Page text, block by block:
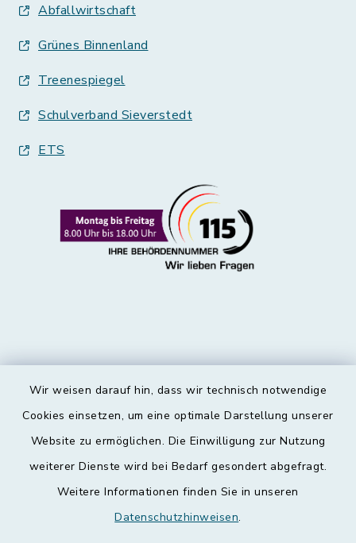
Wir weisen darauf hin, dass wir technisch notwendige
Cookies einsetzen, um eine optimale Darstellung unserer
Website zu ermöglichen. Die Einwilligung zur Nutzung
weiterer Dienste wird bei Bedarf gesondert abgefragt.
Weitere Informationen finden Sie in unseren
Datenschutzhinweisen.
Abfallwirtschaft
Grünes Binnenland
Treenespiegel
Schulverband Sieverstedt
ETS
Kontakt
Datenschutz